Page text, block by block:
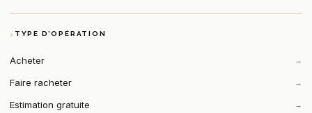
TYPE D’OPÉRATION
Acheter →
Faire racheter →
Estimation gratuite →